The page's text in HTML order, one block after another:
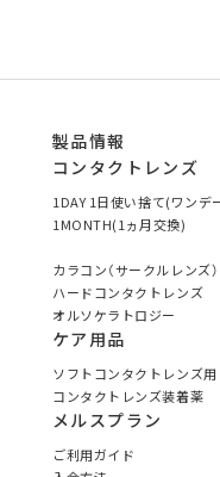
製品情報
コンタクトレンズ
1DAY 1日使い捨て(ワンデ
1MONTH(1ヵ月交換)
カラコン（サークルレンズ）
ハードコンタクトレンズ
オルソケラトロジー
ケア用品
ソフトコンタクトレンズ用
コンタクトレンズ装着薬
メルスプラン
ご利用ガイド